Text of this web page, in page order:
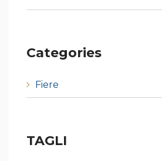
Categories
Fiere
TAGLI